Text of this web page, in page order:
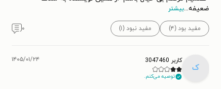
ضعیفه...بیشتر
مفید بود (۴) مفید نبود (۱) ۰
ک
کاربر 3047460
توصیه می‌کنم.
۱۴۰۵/۰۱/۲۴